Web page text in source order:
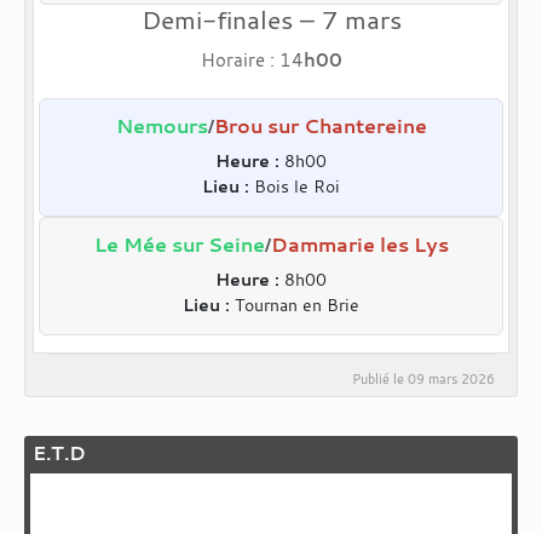
Demi-finales – 7 mars
Horaire : 14h00
Nemours/Brou sur Chantereine
Heure : 8h00
Lieu : Bois le Roi
Le Mée sur Seine/Dammarie les Lys
Heure : 8h00
Lieu : Tournan en Brie
Publié le 09 mars 2026
E.T.D